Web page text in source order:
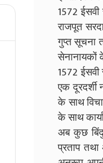
1572
राजपूत
गुप्त सूचना
सेनानायकों
1572
एक दूरदर्शी
के साथ
के साथ
अब कुछ
प्रताप